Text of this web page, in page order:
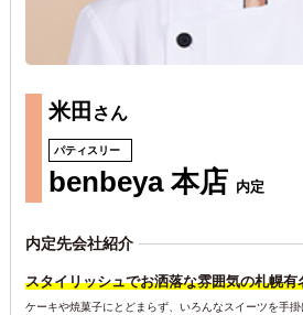
米田 さん
パティスリー
benbeya 本店 内定
内定先会社紹介
スタイリッシュでお洒落な雰囲気の札幌有
ケーキや焼菓子にとどまらず、いろんなスイーツを手